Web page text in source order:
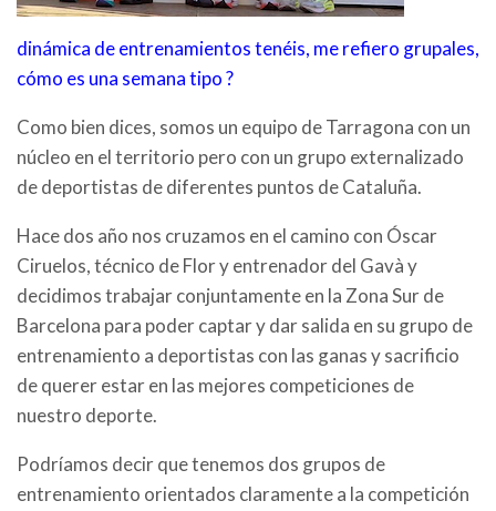
dinámica de entrenamientos tenéis, me refiero grupales,
cómo es una semana tipo ?
Como bien dices, somos un equipo de Tarragona con un
núcleo en el territorio pero con un grupo externalizado
de deportistas de diferentes puntos de Cataluña.
Hace dos año nos cruzamos en el camino con Óscar
Ciruelos, técnico de Flor y entrenador del Gavà y
decidimos trabajar conjuntamente en la Zona Sur de
Barcelona para poder captar y dar salida en su grupo de
entrenamiento a deportistas con las ganas y sacrificio
de querer estar en las mejores competiciones de
nuestro deporte.
Podríamos decir que tenemos dos grupos de
entrenamiento orientados claramente a la competición